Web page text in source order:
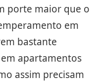
porte maior que o
em
bastante
apartamentos
assim precisam